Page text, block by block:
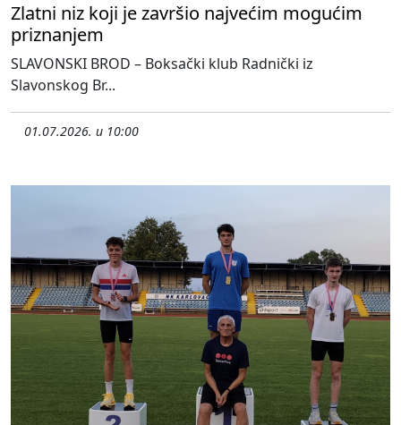
Zlatni niz koji je završio najvećim mogućim
priznanjem
SLAVONSKI BROD – Boksački klub Radnički iz
Slavonskog Br...
01.07.2026. u 10:00